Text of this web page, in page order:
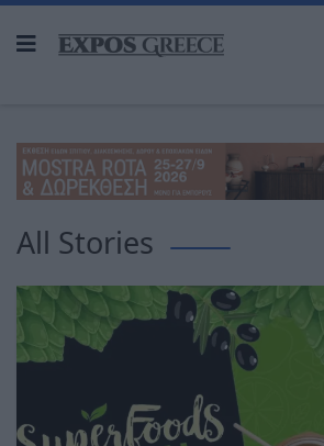
All Stories